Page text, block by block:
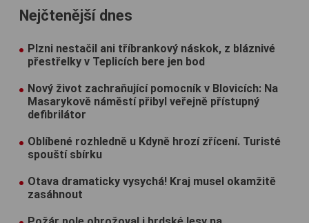
Nejčtenější dnes
Plzni nestačil ani tříbrankový náskok, z bláznivé
přestřelky v Teplicích bere jen bod
Nový život zachraňující pomocník v Blovicích: Na
Masarykově náměstí přibyl veřejně přístupný
defibrilátor
Oblíbené rozhledně u Kdyně hrozí zřícení. Turisté
spouští sbírku
Otava dramaticky vysychá! Kraj musel okamžitě
zasáhnout